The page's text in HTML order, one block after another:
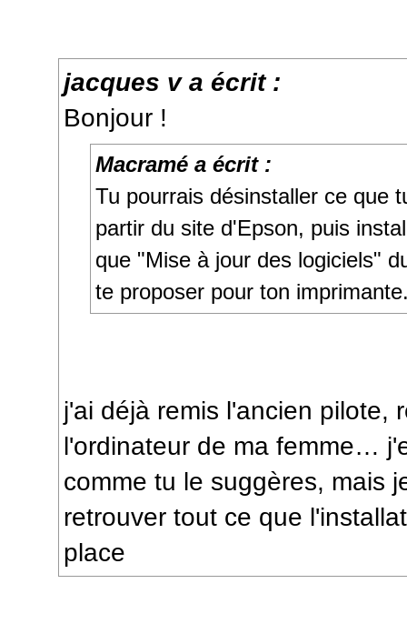
jacques v a écrit :
Bonjour !
Macramé a écrit :
Tu pourrais désinstaller ce que
partir du site d'Epson, puis
que "Mise à jour des logiciels"
te proposer pour ton
j'ai déjà remis l'ancien pilote,
l'ordinateur de ma femme…
comme tu le suggères, mais
retrouver tout ce que
place